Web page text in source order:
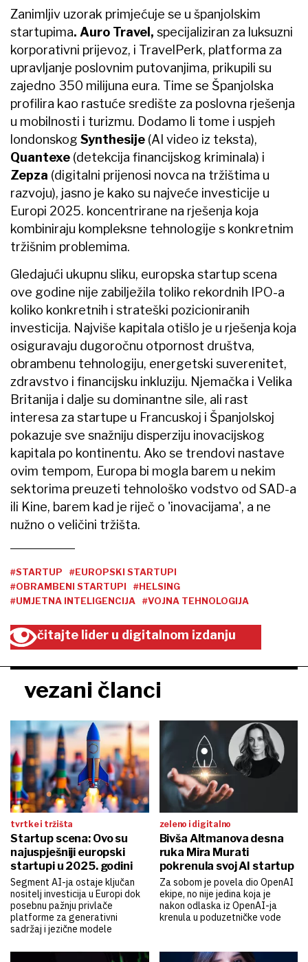
Zanimljiv uzorak primjećuje se u španjolskim
startupima. Auro Travel, specijaliziran za luksuzni
korporativni prijevoz, i TravelPerk, platforma za
upravljanje poslovnim putovanjima, prikupili su
zajedno 350 milijuna eura. Time se Španjolska
profilira kao rastuće središte za poslovna rješenja
u mobilnosti i turizmu. Dodamo li tome i uspjeh
londonskog Synthesije (AI video iz teksta),
Quantexe (detekcija financijskog kriminala) i
Zepza (digitalni prijenosi novca na tržištima u
razvoju), jasno je kako su najveće investicije u
Europi 2025. koncentrirane na rješenja koja
kombiniraju kompleksne tehnologije s konkretnim
tržišnim problemima.
Gledajući ukupnu sliku, europska startup scena
ove godine nije zabilježila toliko rekordnih IPO-a
koliko konkretnih i strateški pozicioniranih
investicija. Najviše kapitala otišlo je u rješenja koja
osiguravaju dugoročnu otpornost društva,
obrambenu tehnologiju, energetski suverenitet,
zdravstvo i financijsku inkluziju. Njemačka i Velika
Britanija i dalje su dominantne sile, ali rast
interesa za startupe u Francuskoj i Španjolskoj
pokazuje sve snažniju disperziju inovacijskog
kapitala po kontinentu. Ako se trendovi nastave
ovim tempom, Europa bi mogla barem u nekim
sektorima preuzeti tehnološko vodstvo od SAD-a
ili Kine, barem kad je riječ o 'inovacijama', a ne
nužno o veličini tržišta.
#STARTUP
#EUROPSKI STARTUPI
#OBRAMBENI STARTUPI
#HELSING
#UMJETNA INTELIGENCIJA
#VOJNA TEHNOLOGIJA
čitajte lider u digitalnom izdanju
vezani članci
tvrtke i tržišta
Startup scena: Ovo su
najuspješniji europski
startupi u 2025. godini
Segment AI-ja ostaje ključan
nositelj investicija u Europi dok
posebnu pažnju privlače
platforme za generativni
sadržaj i jezične modele
zeleno i digitalno
Bivša Altmanova desna
ruka Mira Murati
pokrenula svoj AI startup
Za sobom je povela dio OpenAI
ekipe, no nije jedina koja je
nakon odlaska iz OpenAI-ja
krenula u poduzetničke vode